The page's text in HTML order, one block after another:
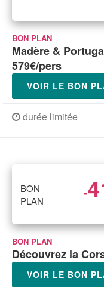
BON PLAN
Madère &
579€/pers
VOIR LE BON
durée limitée
BON
PLAN
-
BON PLAN
Découvrez la
VOIR LE BON